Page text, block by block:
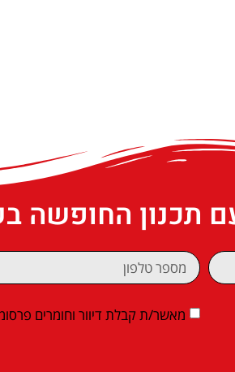
תכנון החופשה
מאשר/ת קבלת דיוור וחומרים